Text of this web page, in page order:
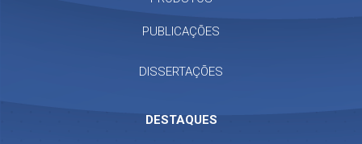
PUBLICAÇÕES
DISSERTAÇÕES
DESTAQUES